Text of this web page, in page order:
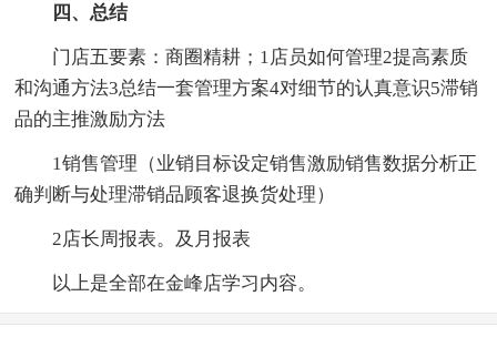
四、总结
门店五要素：商圈精耕；1店员如何管理2提高素质
和沟通方法3总结一套管理方案4对细节的认真意识5滞销
品的主推激励方法
1销售管理（业销目标设定销售激励销售数据分析正
确判断与处理滞销品顾客退换货处理）
2店长周报表。及月报表
以上是全部在金峰店学习内容。